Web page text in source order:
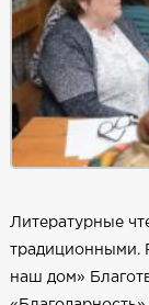
Литературные
традиционными.
наш дом»